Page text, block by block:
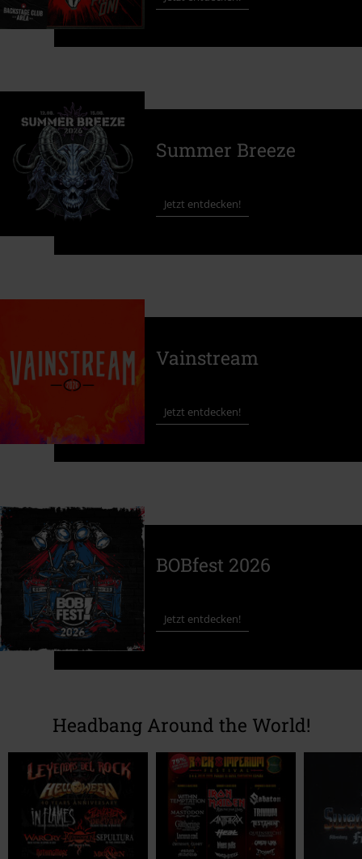
Summer Breeze
Jetzt entdecken!
Vainstream
Jetzt entdecken!
BOBfest 2026
Jetzt entdecken!
Headbang Around the World!